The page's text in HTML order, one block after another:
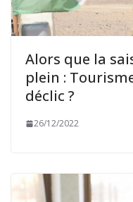
Alors que la
plein :
déclic ?
26/12/2022